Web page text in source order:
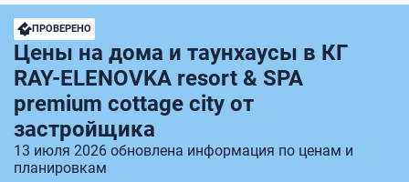
ПРОВЕРЕНО
Цены на дома и таунхаусы в КГ
RAY-ELENOVKA resort & SPA
premium cottage city от
застройщика
13 июля 2026 обновлена информация по ценам и
планировкам